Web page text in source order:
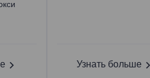
Узнать больше